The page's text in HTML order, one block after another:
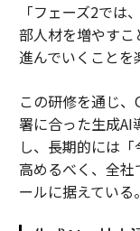
「フェーズ2では
部人材を増やすこ
進んでいくことを
この研修を通じ
署に合った生成AI
し、長期的には
高めるべく、全
ールに据えている。